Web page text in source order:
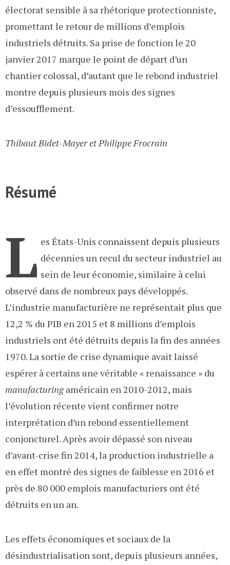
électorat sensible à sa rhétorique protectionniste,
promettant le retour de millions d’emplois
industriels détruits. Sa prise de fonction le 20
janvier 2017 marque le point de départ d’un
chantier colossal, d’autant que le rebond industriel
montre depuis plusieurs mois des signes
d’essoufflement.
Thibaut Bidet-Mayer et Philippe Frocrain
Résumé
L es États-Unis connaissent depuis plusieurs
décennies un recul du secteur industriel au
sein de leur économie, similaire à celui
observé dans de nombreux pays développés.
L’industrie manufacturière ne représentait plus que
12,2 % du PIB en 2015 et 8 millions d’emplois
industriels ont été détruits depuis la fin des années
1970. La sortie de crise dynamique avait laissé
espérer à certains une véritable « renaissance » du
manufacturingaméricain en 2010-2012, mais
l’évolution récente vient confirmer notre
interprétation d’un rebond essentiellement
conjoncturel. Après avoir dépassé son niveau
d’avant-crise fin 2014, la production industrielle a
en effet montré des signes de faiblesse en 2016 et
près de 80 000 emplois manufacturiers ont été
détruits en un an.
Les effets économiques et sociaux de la
désindustrialisation sont, depuis plusieurs années,